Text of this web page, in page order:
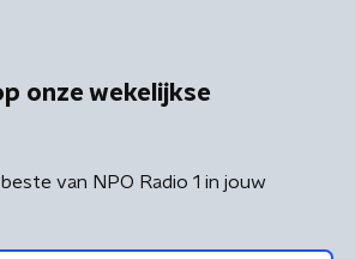
onze wekelijkse
van NPO Radio 1 in jouw